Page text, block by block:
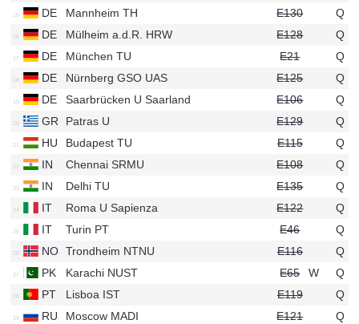
DE
Mannheim TH E130
Q
DE
Mülheim a.d.R. HRW E128
Q
DE
München TU E21
Q
DE
Nürnberg GSO UAS E125
Q
DE
Saarbrücken U Saarland E106
Q
GR
Patras U E129
Q
HU
Budapest TU E115
Q
IN
Chennai SRMU E108
Q
IN
Delhi TU E135
Q
IT
Roma U Sapienza E122
Q
IT
Turin PT E46
Q
NO Trondheim NTNU E116
Q
PK
Karachi NUST E65 W
Q
PT
Lisboa IST E119
Q
RU
Moscow MADI E121
Q